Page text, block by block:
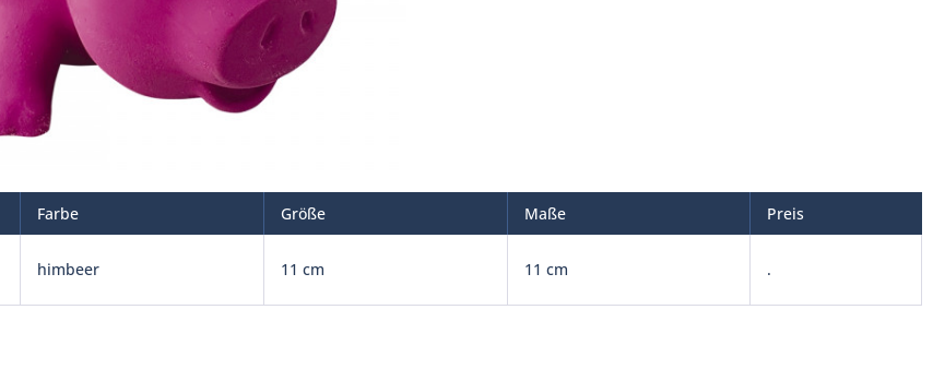
Farbe Größe Maße Preis
himbeer 11 cm 11 cm .